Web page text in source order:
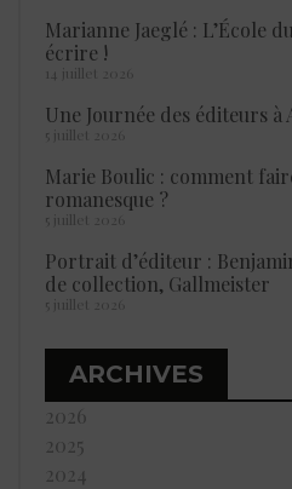
Marianne Jaeglé : L’École
écrire !
14 juillet 2026
Une Journée des éditeurs
5 juillet 2026
Marie Boulic : comment
romanesque ?
5 juillet 2026
Portrait d’éditeur :
de collection, Gallmeister
5 juillet 2026
ARCHIVES
2026
2025
2024